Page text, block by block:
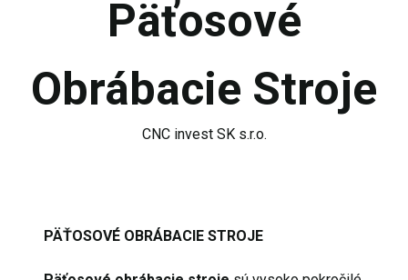
Päťosové
Obrábacie Stroje
CNC invest SK s.r.o.
PÄŤOSOVÉ OBRÁBACIE STROJE